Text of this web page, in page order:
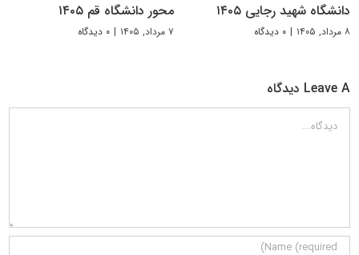
دانشگاه شهید رجایی ۱۴۰۵
۸ مرداد, ۱۴۰۵ | ۰ دیدگاه
محور دانشگاه قم ۱۴۰۵
۷ مرداد, ۱۴۰۵ | ۰ دیدگاه
Leave A دیدگاه
دیدگاه